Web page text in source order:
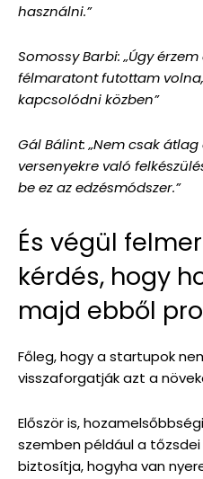
használni.”
Somossy Barbi: „Úgy
félmaratont futottam
kapcsolódni közben”
Gál Bálint: „Nem csak
versenyekre való
be ez az edzésmódszer.”
És végül
kérdés, hogy
majd ebből
Főleg, hogy a startupok
visszaforgatják azt a
Először is,
szemben például a tőzsdei
biztosítja, hogyha van